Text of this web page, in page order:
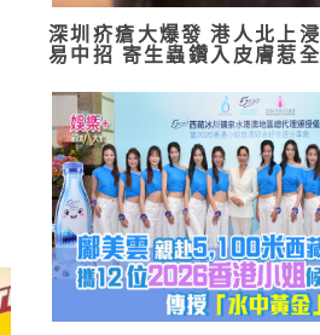
深圳疥瘡大爆發 港人北上
易中招 寄生蟲鑽入皮膚惹